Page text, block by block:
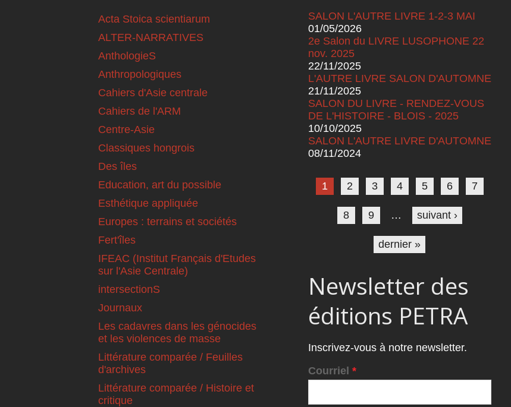
Acta Stoica scientiarum
ALTER-NARRATIVES
AnthologieS
Anthropologiques
Cahiers d'Asie centrale
Cahiers de l'ARM
Centre-Asie
Classiques hongrois
Des îles
Education, art du possible
Esthétique appliquée
Europes : terrains et sociétés
Fert'îles
IFEAC (Institut Français d'Etudes
sur l'Asie Centrale)
intersectionS
Journaux
Les cadavres dans les génocides
et les violences de masse
Littérature comparée / Feuilles
d'archives
Littérature comparée / Histoire et
critique
SALON L'AUTRE LIVRE 1-2-3 MAI
01/05/2026
2e Salon du LIVRE LUSOPHONE 22
nov. 2025
22/11/2025
L'AUTRE LIVRE SALON D'AUTOMNE
21/11/2025
SALON DU LIVRE - RENDEZ-VOUS
DE L'HISTOIRE - BLOIS - 2025
10/10/2025
SALON L'AUTRE LIVRE D'AUTOMNE
08/11/2024
Pages
1 2 3 4 5 6 7
8 9 … suivant ›
dernier »
Newsletter des
éditions PETRA
Inscrivez-vous à notre newsletter.
Courriel *